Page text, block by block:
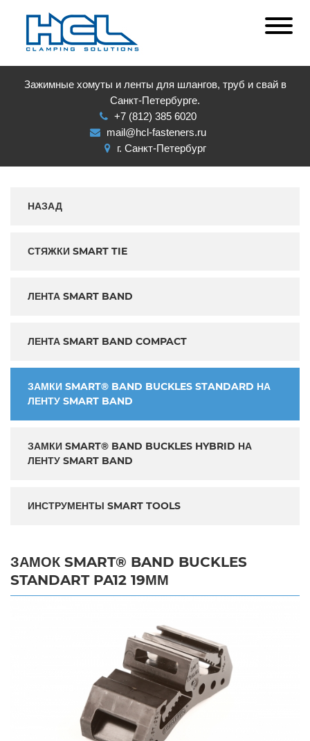
Зажимные хомуты и ленты для шлангов, труб и свай в
Санкт-Петербурге.
+7 (812) 385 6020
mail@hcl-fasteners.ru
г. Санкт-Петербург
НАЗАД
СТЯЖКИ SMART TIE
ЛЕНТА SMART BAND
ЛЕНТА SMART BAND COMPACT
ЗАМКИ SMART® BAND BUCKLES STANDARD НА
ЛЕНТУ SMART BAND
ЗАМКИ SMART® BAND BUCKLES HYBRID НА
ЛЕНТУ SMART BAND
ИНСТРУМЕНТЫ SMART TOOLS
ЗАМОК SMART® BAND BUCKLES
STANDART PA12 19ММ